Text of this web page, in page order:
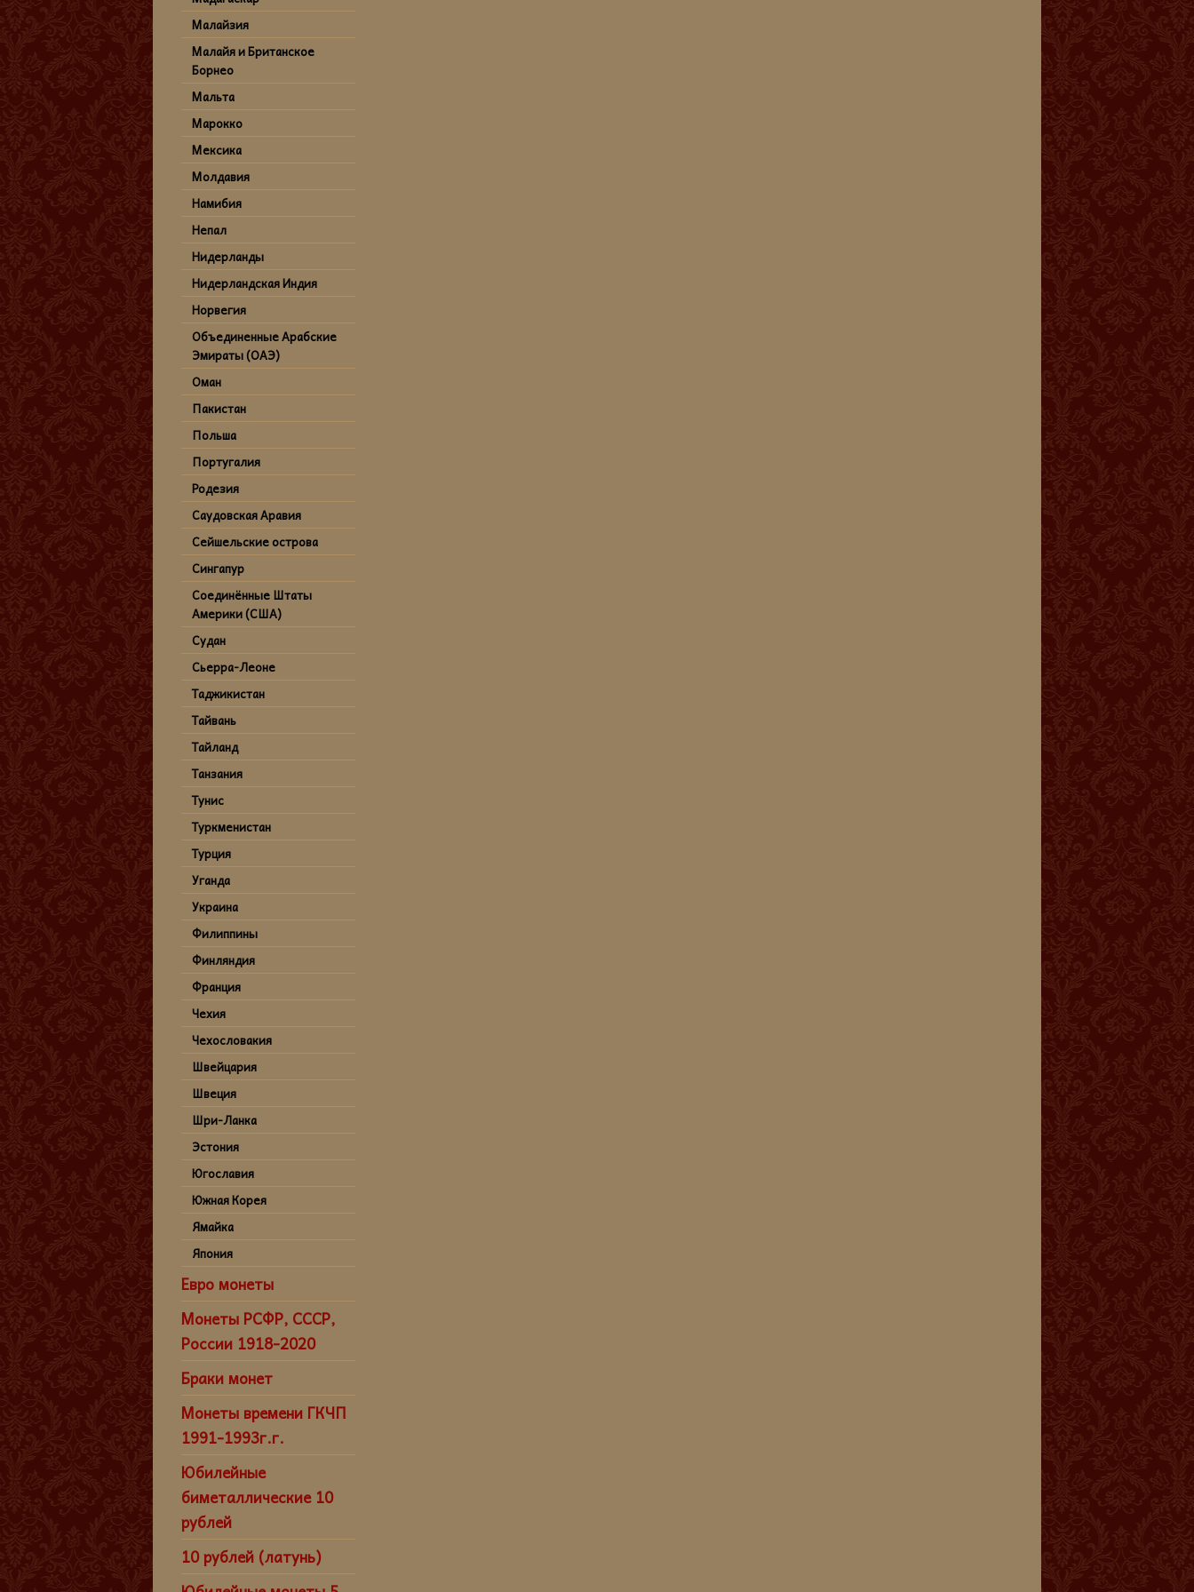
Малайзия
Малайя и Британское
Борнео
Мальта
Марокко
Мексика
Молдавия
Намибия
Непал
Нидерланды
Нидерландская Индия
Норвегия
Объединенные Арабские
Эмираты (ОАЭ)
Оман
Пакистан
Польша
Португалия
Родезия
Саудовская Аравия
Сейшельские острова
Сингапур
Соединённые Штаты
Америки (США)
Судан
Сьерра-Леоне
Таджикистан
Тайвань
Тайланд
Танзания
Тунис
Туркменистан
Турция
Уганда
Украина
Филиппины
Финляндия
Франция
Чехия
Чехословакия
Швейцария
Швеция
Шри-Ланка
Эстония
Югославия
Южная Корея
Ямайка
Япония
Евро монеты
Монеты РСФР, СССР,
России 1918-2020
Браки монет
Монеты времени ГКЧП
1991-1993г.г.
Юбилейные
биметаллические 10
рублей
10 рублей (латунь)